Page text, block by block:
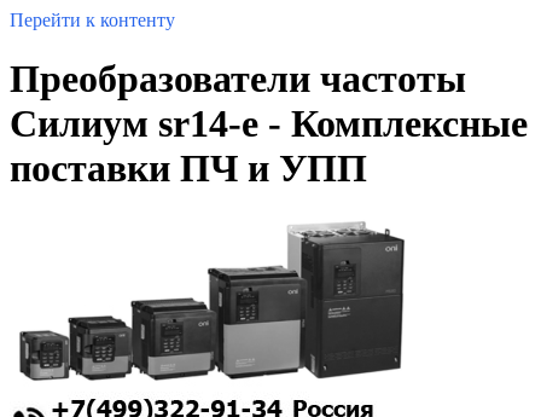
Перейти к контенту
Преобразователи частоты
Силиум sr14-e - Комплексные
поставки ПЧ и УПП